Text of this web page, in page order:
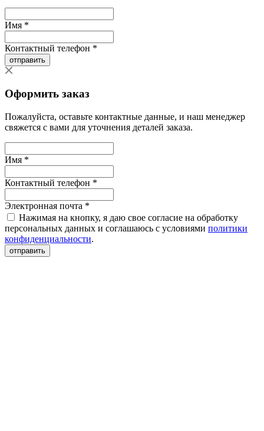
Имя *
Контактный телефон *
отправить
Оформить заказ
Пожалуйста, оставьте контактные данные, и наш менеджер
свяжется с вами для уточнения деталей заказа.
Имя *
Контактный телефон *
Электронная почта *
Нажимая на кнопку, я даю свое согласие на обработку
персональных данных и соглашаюсь с условиями политики
конфиденциальности.
отправить